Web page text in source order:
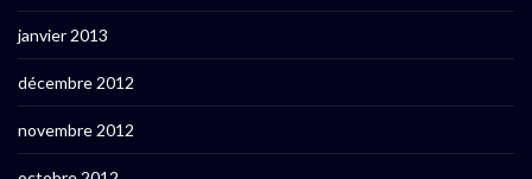
janvier 2013
décembre 2012
novembre 2012